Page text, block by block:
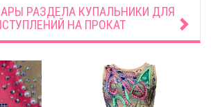
РАЗДЕЛА КУПАЛЬНИКИ ДЛЯ
НА ПРОКАТ